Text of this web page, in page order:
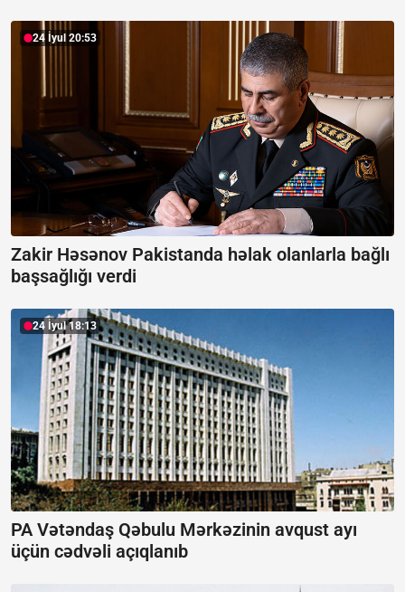
24 İyul 20:53
Zakir Həsənov Pakistanda həlak olanlarla bağlı
başsağlığı verdi
24 İyul 18:13
PA Vətəndaş Qəbulu Mərkəzinin avqust ayı
üçün cədvəli açıqlanıb